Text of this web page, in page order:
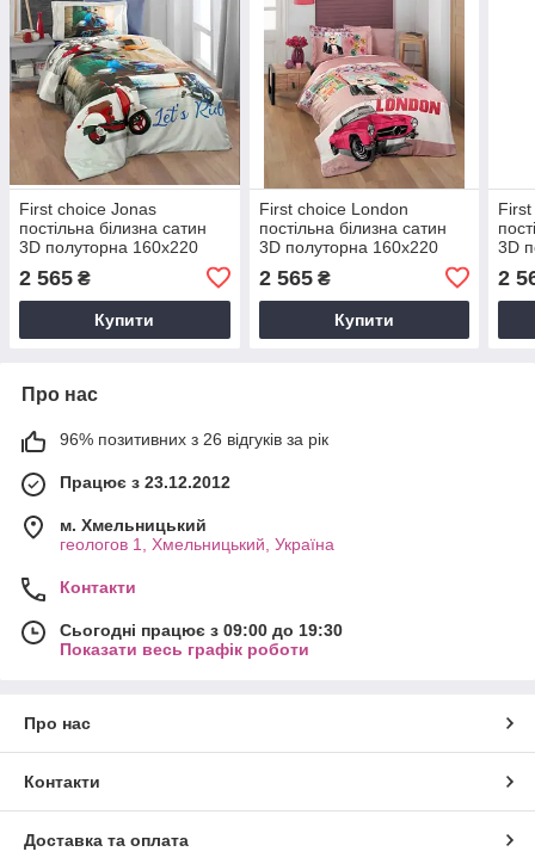
First choice Jonas
постільна білизна сатин
3D полуторна 160х220
2 565 ₴
Купити
First choice London
постільна білизна сатин
3D полуторна 160х220
2 565₴
Купити
3D
2
Про нас
96% позитивних з 26 відгуків за рік
Працює з 23.12.2012
м. Хмельницький
геологов 1, Хмельницький, Україна
Контакти
Сьогодні працює з 09:00 до 19:30
Показати весь графік роботи
Про нас
Контакти
Доставка та оплата